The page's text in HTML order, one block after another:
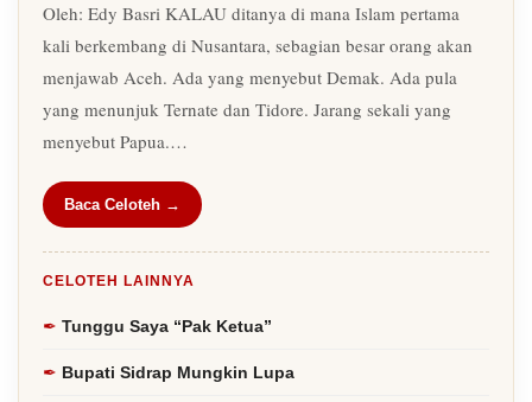
Oleh: Edy Basri KALAU ditanya di mana Islam pertama
kali berkembang di Nusantara, sebagian besar orang akan
menjawab Aceh. Ada yang menyebut Demak. Ada pula
yang menunjuk Ternate dan Tidore. Jarang sekali yang
menyebut Papua.…
Baca Celoteh →
CELOTEH LAINNYA
Tunggu Saya “Pak Ketua”
Bupati Sidrap Mungkin Lupa